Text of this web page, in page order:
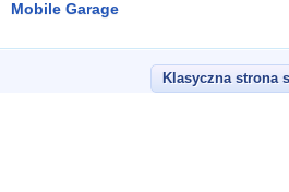
Mobile Garage
Klasyczna strona